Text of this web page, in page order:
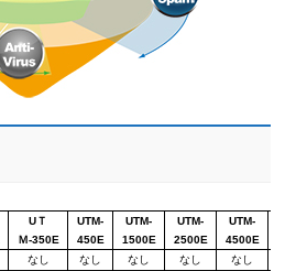
UＴ
Ｍ-350E
UTM-
450E
UTM-
1500E
UTM-
2500E
UTM-
4500E
なし なし なし なし なし